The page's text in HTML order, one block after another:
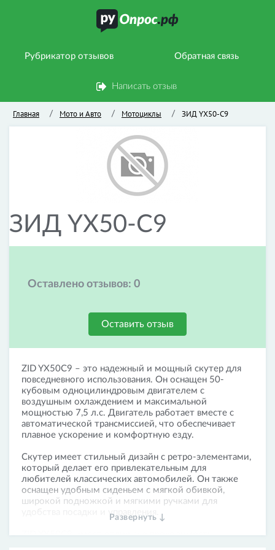
Рубрикатор отзывов Обратная связь
Написать отзыв
Главная / Мото и Авто / Мотоциклы / ЗИД YX50-C9
ЗИД YX50-C9
Оставлено отзывов: 0
Оставить отзыв
ZID YX50C9 – это надежный и мощный скутер для
повседневного использования. Он оснащен 50-
кубовым одноцилиндровым двигателем с
воздушным охлаждением и максимальной
мощностью 7,5 л.с. Двигатель работает вместе с
автоматической трансмиссией, что обеспечивает
плавное ускорение и комфортную езду.
Скутер имеет стильный дизайн с ретро-элементами,
который делает его привлекательным для
любителей классических автомобилей. Он также
оснащен удобным сиденьем с мягкой обивкой,
широкой подножкой и мягкими ручками для
удобства посадки и управления.
ZID YX50C9 имеет отличную проходимость
Развернуть ↓